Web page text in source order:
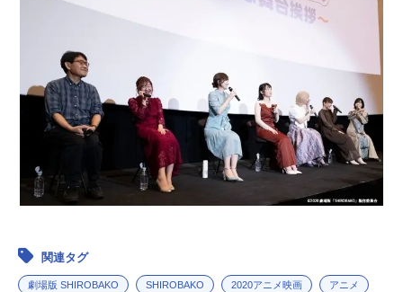
関連タグ
劇場版 SHIROBAKO SHIROBAKO 2020アニメ映画 アニメ